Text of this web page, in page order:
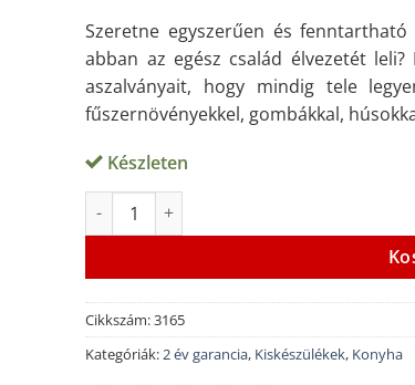
Szeretne egyszerűen és
abban az egész család élvezetét leli?
aszalványait, hogy mindig tele
fűszernövényekkel, gombákkal,
Készleten
Caso DH450 aszaló mennyiség
Alternative:
Cikkszám:3165
Kategóriák:2 év garancia, Kiskészülékek, Konyha